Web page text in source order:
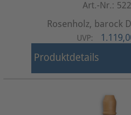
Art.-Nr.:
Rosenholz, barock
UVP:
Produktdetails